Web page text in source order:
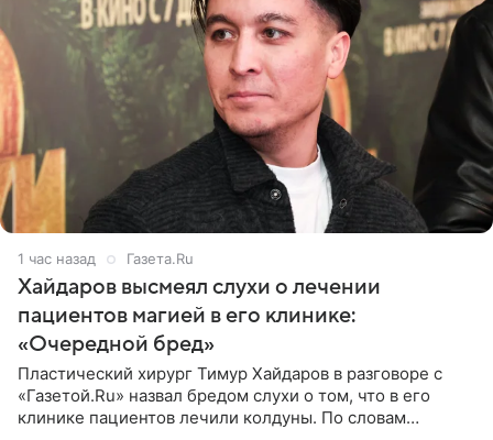
1 час назад Газета.Ru
Хайдаров высмеял слухи о лечении
пациентов магией в его клинике:
«Очередной бред»
Пластический хирург Тимур Хайдаров в разговоре с
«Газетой.Ru» назвал бредом слухи о том, что в его
клинике пациентов лечили колдуны. По словам